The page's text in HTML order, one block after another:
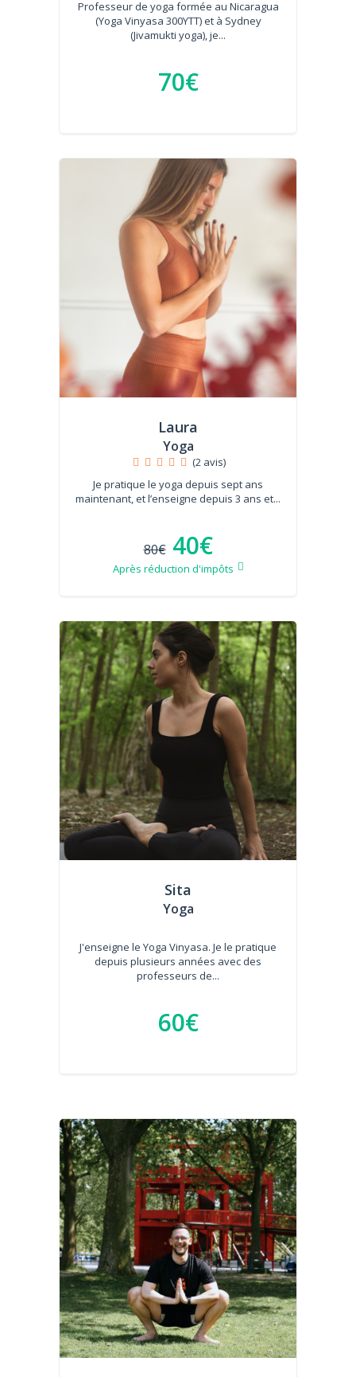
Professeur de yoga formée au Nicaragua
(Yoga Vinyasa 300YTT) et à Sydney
(Jivamukti yoga), je...
70€
Laura
Yoga
(2 avis)
Je pratique le yoga depuis sept ans
maintenant, et l’enseigne depuis 3 ans et...
80€ 40€
Après réduction d'impôts
Sita
Yoga
J'enseigne le Yoga Vinyasa. Je le pratique
depuis plusieurs années avec des
professeurs de...
60€